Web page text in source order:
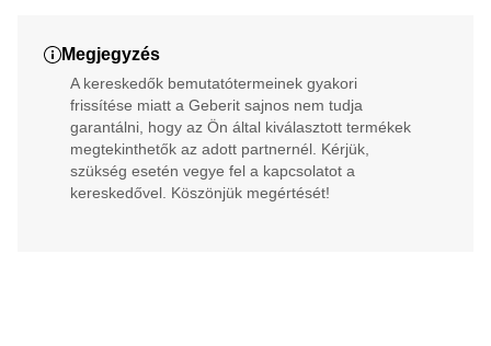
Megjegyzés
A kereskedők bemutatótermeinek gyakori
frissítése miatt a Geberit sajnos nem tudja
garantálni, hogy az Ön által kiválasztott termékek
megtekinthetők az adott partnernél. Kérjük,
szükség esetén vegye fel a kapcsolatot a
kereskedővel. Köszönjük megértését!